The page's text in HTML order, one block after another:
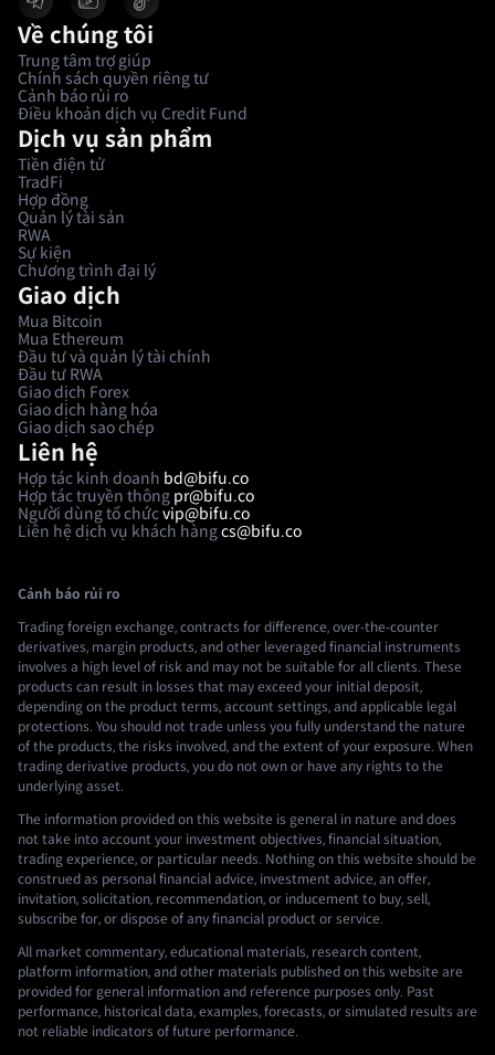
Về chúng tôi
Trung tâm trợ giúp
Chính sách quyền riêng tư
Cảnh báo rủi ro
Điều khoản dịch vụ Credit Fund
Dịch vụ sản phẩm
Tiền điện tử
TradFi
Hợp đồng
Quản lý tài sản
RWA
Sự kiện
Chương trình đại lý
Giao dịch
Mua Bitcoin
Mua Ethereum
Đầu tư và quản lý tài chính
Đầu tư RWA
Giao dịch Forex
Giao dịch hàng hóa
Giao dịch sao chép
Liên hệ
Hợp tác kinh doanh bd@bifu.co
Hợp tác truyền thông pr@bifu.co
Người dùng tổ chứcvip@bifu.co
Liên hệ dịch vụ khách hàngcs@bifu.co
Cảnh báo rủi ro
Trading foreign exchange, contracts for difference, over-the-counter
derivatives, margin products, and other leveraged financial instruments
involves a high level of risk and may not be suitable for all clients. These
products can result in losses that may exceed your initial deposit,
depending on the product terms, account settings, and applicable legal
protections. You should not trade unless you fully understand the nature
of the products, the risks involved, and the extent of your exposure. When
trading derivative products, you do not own or have any rights to the
underlying asset.
The information provided on this website is general in nature and does
not take into account your investment objectives, financial situation,
trading experience, or particular needs. Nothing on this website should be
construed as personal financial advice, investment advice, an offer,
invitation, solicitation, recommendation, or inducement to buy, sell,
subscribe for, or dispose of any financial product or service.
All market commentary, educational materials, research content,
platform information, and other materials published on this website are
provided for general information and reference purposes only. Past
performance, historical data, examples, forecasts, or simulated results are
not reliable indicators of future performance.